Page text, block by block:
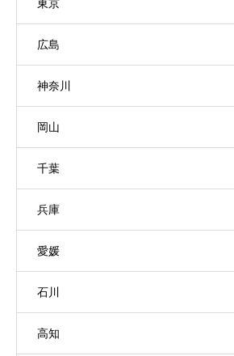
東京
広島
神奈川
岡山
千葉
兵庫
愛媛
石川
高知